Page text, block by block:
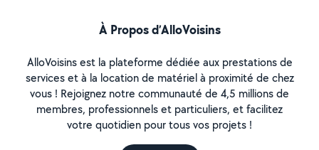
À Propos d’AlloVoisins
AlloVoisins est la plateforme dédiée aux prestations de
services et à la location de matériel à proximité de chez
vous ! Rejoignez notre communauté de 4,5 millions de
membres, professionnels et particuliers, et facilitez
votre quotidien pour tous vos projets !